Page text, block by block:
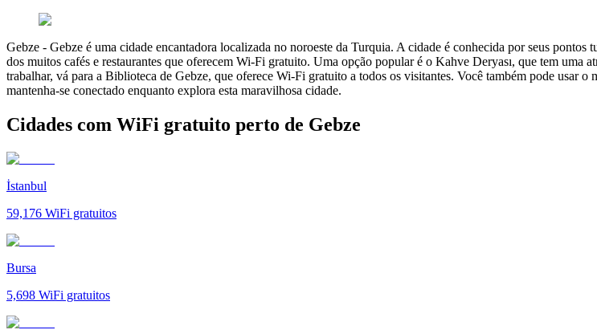
Gebze - Gebze é uma cidade encantadora localizada no noroeste da Turquia. A cidade é conhecida por seus
dos muitos cafés e restaurantes que oferecem Wi-Fi gratuito. Uma opção popular é o Kahve Deryası, que tem
trabalhar, vá para a Biblioteca de Gebze, que oferece Wi-Fi gratuito a todos os visitantes. Você também pode usar
mantenha-se conectado enquanto explora esta maravilhosa cidade.
Cidades com WiFi gratuito perto de Gebze
İstanbul
59,176 WiFi gratuitos
Bursa
5,698 WiFi gratuitos